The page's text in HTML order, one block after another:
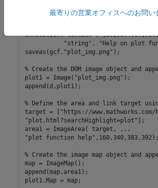
x = 0:pi/100:2*pi;
y = sin(x);
annotation("textbox",
"string" , "Help on plot
saveas(gcf, "plot_img.png" );
% Create the DOM image object and
plot1 = Image( "plot_img.png" );
append(d,plot1);
% Define the area and link target
target = [
"https://
"plot.html?searchHighlight=plot" ];
area1 = ImageArea( target,
...
"plot function help" ,160,340,383,392);
% Create the image map object and
map = ImageMap();
append(map,area1);
plot1.Map = map;
最寄りの営業オフィスへのお問い